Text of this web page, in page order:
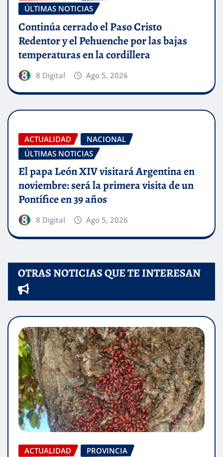
ÚLTIMAS NOTICIAS
Continúa cerrado el Paso Cristo
Redentor y el Pehuenche por las bajas
temperaturas en la cordillera
8 Digital Ago 5, 2026
ACTUALIDAD
NACIONAL
ÚLTIMAS NOTICIAS
El papa León XIV visitará Argentina en
noviembre: será la primera visita de un
Pontífice en 39 años
8 Digital Ago 5, 2026
OTRAS NOTICIAS QUE TE INTERESAN
ACTUALIDAD
PROVINCIA